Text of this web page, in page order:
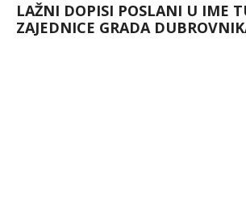
LAŽNI DOPISI POSLANI U IME
ZAJEDNICE GRADA